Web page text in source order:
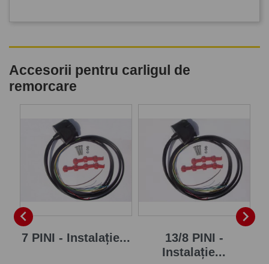
Accesorii pentru carligul de
remorcare

7 PINI - Instalație...
13/8 PINI -
Instalație...
